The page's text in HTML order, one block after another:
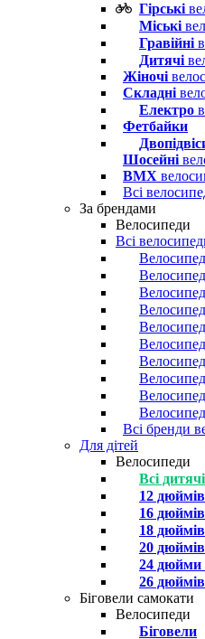
Гірські
Міські
Гравійні
Дитячі
Жіночі
Складні
Електро
Фетбайки
Шосейні
BMX
Всі
За брендами
Велосипеди
Всі
Всі бренди
Для дітей
Велосипеди
Всі дитячі
12 дюймів
16 дюймів
18 дюймів
20 дюймів
24 дюйми
26 дюймів
Біговели самокати
Велосипеди
Біговели